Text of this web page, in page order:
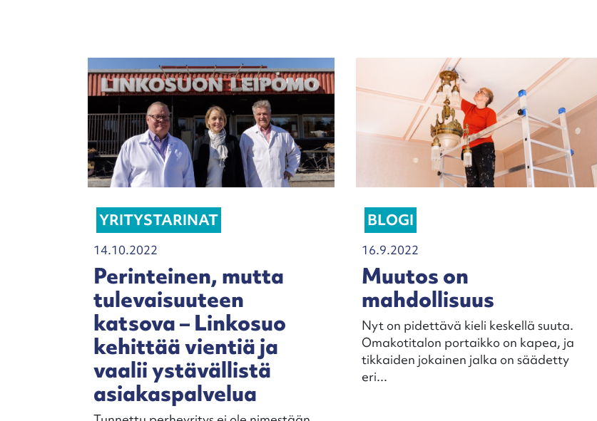
YRITYSTARINAT
14.10.2022
Perinteinen, mutta
tulevaisuuteen
katsova – Linkosuo
kehittää vientiä ja
vaalii ystävällistä
asiakaspalvelua
BLOGI
16.9.2022
Muutos on
mahdollisuus
Nyt on pidettävä kieli keskellä suuta.
Omakotitalon portaikko on kapea, ja
tikkaiden jokainen jalka on säädetty
eri...